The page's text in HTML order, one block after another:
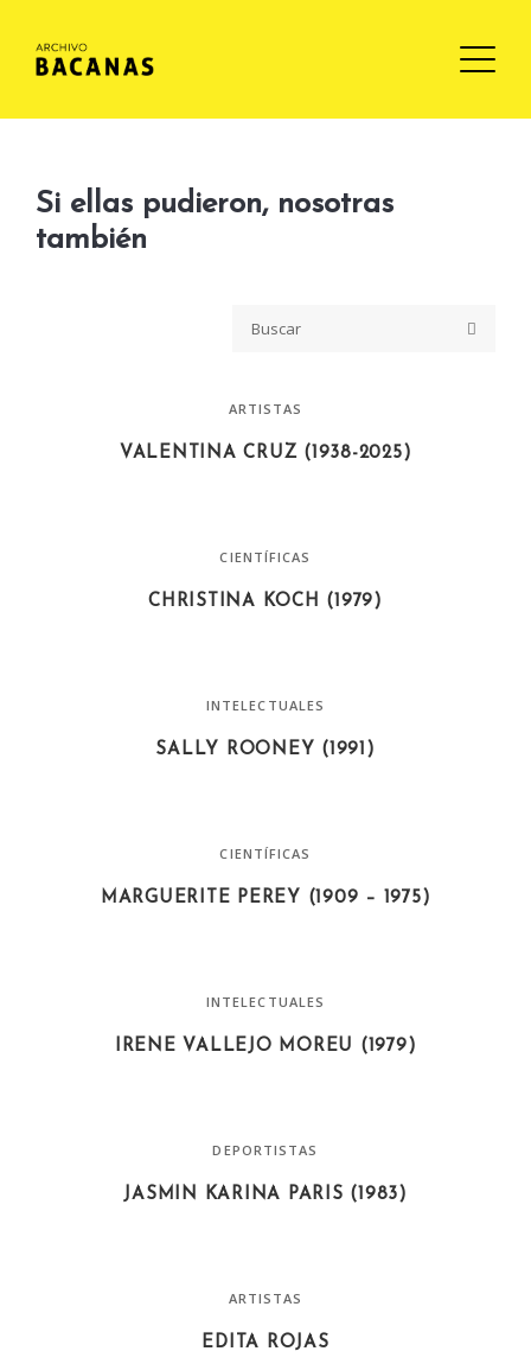
Si ellas pudieron, nosotras
también
ARTISTAS
VALENTINA CRUZ (1938-2025)
CIENTÍFICAS
CHRISTINA KOCH (1979)
INTELECTUALES
SALLY ROONEY (1991)
CIENTÍFICAS
MARGUERITE PEREY (1909 – 1975)
INTELECTUALES
IRENE VALLEJO MOREU (1979)
DEPORTISTAS
JASMIN KARINA PARIS (1983)
ARTISTAS
EDITA ROJAS